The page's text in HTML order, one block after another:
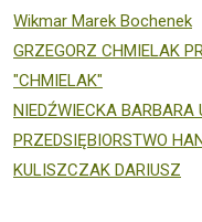
Wikmar Marek Bochenek
GRZEGORZ CHMIELAK
"CHMIELAK"
NIEDŹWIECKA BARBARA
PRZEDSIĘBIORSTWO
KULISZCZAK DARIUSZ